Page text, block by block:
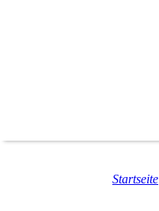
Startseite